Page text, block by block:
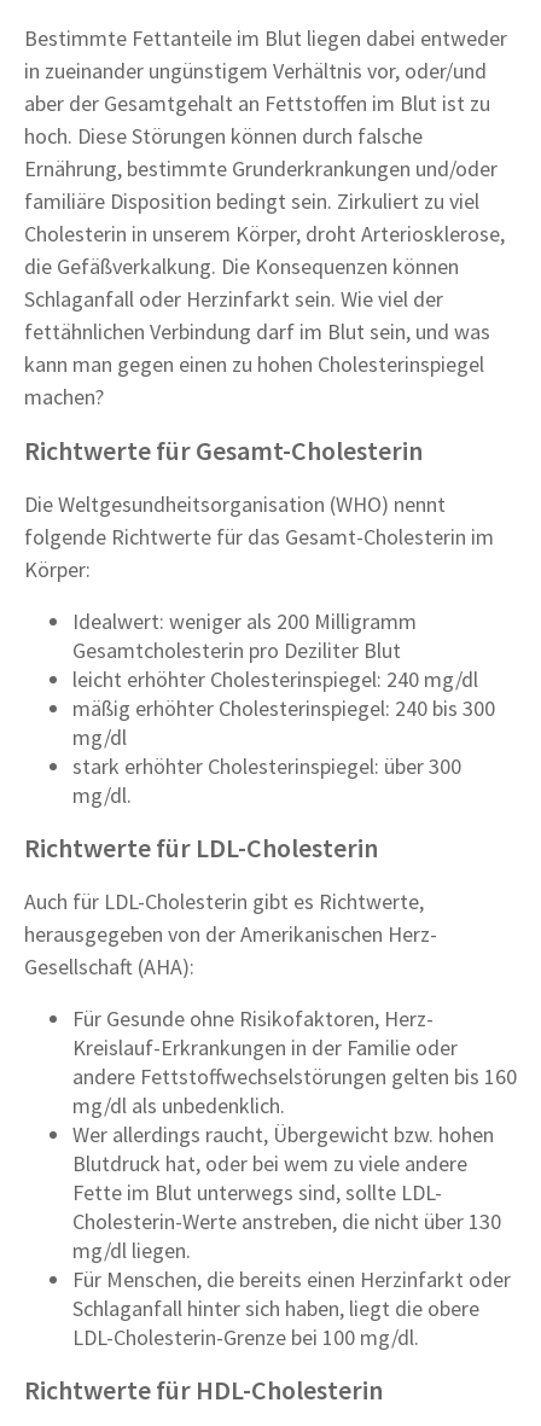
Bestimmte Fettanteile im Blut liegen dabei entweder
in zueinander ungünstigem Verhältnis vor, oder/und
aber der Gesamtgehalt an Fettstoffen im Blut ist zu
hoch. Diese Störungen können durch falsche
Ernährung, bestimmte Grunderkrankungen und/oder
familiäre Disposition bedingt sein. Zirkuliert zu viel
Cholesterin in unserem Körper, droht Arteriosklerose,
die Gefäßverkalkung. Die Konsequenzen können
Schlaganfall oder Herzinfarkt sein. Wie viel der
fettähnlichen Verbindung darf im Blut sein, und was
kann man gegen einen zu hohen Cholesterinspiegel
machen?
Richtwerte für Gesamt-Cholesterin
Die Weltgesundheitsorganisation (WHO) nennt
folgende Richtwerte für das Gesamt-Cholesterin im
Körper:
Idealwert: weniger als 200 Milligramm
Gesamtcholesterin pro Deziliter Blut
leicht erhöhter Cholesterinspiegel: 240 mg/dl
mäßig erhöhter Cholesterinspiegel: 240 bis 300
mg/dl
stark erhöhter Cholesterinspiegel: über 300
mg/dl.
Richtwerte für LDL-Cholesterin
Auch für LDL-Cholesterin gibt es Richtwerte,
herausgegeben von der Amerikanischen Herz-
Gesellschaft (AHA):
Für Gesunde ohne Risikofaktoren, Herz-
Kreislauf-Erkrankungen in der Familie oder
andere Fettstoffwechselstörungen gelten bis 160
mg/dl als unbedenklich.
Wer allerdings raucht, Übergewicht bzw. hohen
Blutdruck hat, oder bei wem zu viele andere
Fette im Blut unterwegs sind, sollte LDL-
Cholesterin-Werte anstreben, die nicht über 130
mg/dl liegen.
Für Menschen, die bereits einen Herzinfarkt oder
Schlaganfall hinter sich haben, liegt die obere
LDL-Cholesterin-Grenze bei 100 mg/dl.
Richtwerte für HDL-Cholesterin